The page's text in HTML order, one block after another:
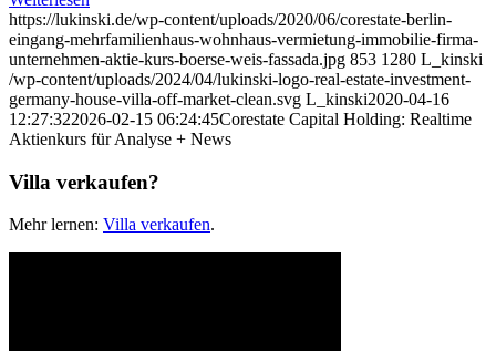
https://lukinski.de/wp-content/uploads/2020/06/corestate-berlin-
eingang-mehrfamilienhaus-wohnhaus-vermietung-immobilie-firma-
unternehmen-aktie-kurs-boerse-weis-fassada.jpg 853 1280 L_kinski
/wp-content/uploads/2024/04/lukinski-logo-real-estate-investment-
germany-house-villa-off-market-clean.svg L_kinski2020-04-16
12:27:322026-02-15 06:24:45Corestate Capital Holding: Realtime
Aktienkurs für Analyse + News
Villa verkaufen?
Mehr lernen: Villa verkaufen.